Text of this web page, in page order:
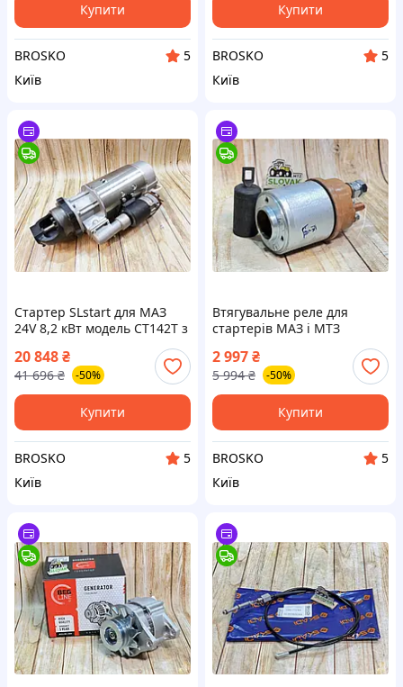
Купити
BROSKO
5
Київ
Купити
BROSKO
5
Київ
Стартер SLstart для МАЗ
24V 8,2 кВт модель СТ142Т з
надійністю
20 848₴
41 696 ₴ -50%
Купити
BROSKO
5
Київ
Втягувальне реле для
стартерів МАЗ і МТЗ
моделей 5404 і 5432.3708
від БАТЕ для надійного
запуску
2 997₴
5 994 ₴ -50%
Купити
BROSKO
5
Київ